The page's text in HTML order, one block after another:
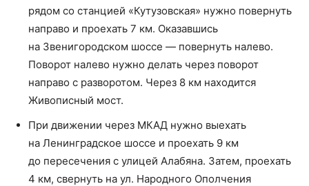
рядом со станцией «Кутузовская» нужно повернуть
направо и проехать 7 км. Оказавшись
на Звенигородском шоссе — повернуть налево.
Поворот налево нужно делать через поворот
направо с разворотом. Через 8 км находится
Живописный мост.
При движении через МКАД нужно выехать
на Ленинградское шоссе и проехать 9 км
до пересечения с улицей Алабяна. Затем, проехать
4 км, свернуть на ул. Народного Ополчения